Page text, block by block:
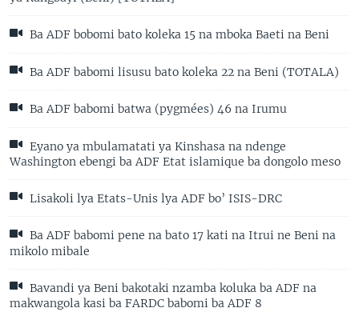
Ba ADF bobomi bato koleka 15 na mboka Baeti na Beni
Ba ADF babomi lisusu bato koleka 22 na Beni (TOTALA)
Ba ADF babomi batwa (pygmées) 46 na Irumu
Eyano ya mbulamatati ya Kinshasa na ndenge
Washington ebengi ba ADF Etat islamique ba dongolo meso
Lisakoli lya Etats-Unis lya ADF bo’ ISIS-DRC
Ba ADF babomi pene na bato 17 kati na Itrui ne Beni na
mikolo mibale
Bavandi ya Beni bakotaki nzamba koluka ba ADF na
makwangola kasi ba FARDC babomi ba ADF 8